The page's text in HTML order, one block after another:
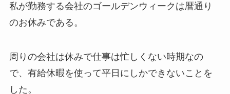
私が勤務する会社のゴールデンウィークは暦通り
のお休みである。
周りの会社は休みで仕事は忙しくない時期なの
で、有給休暇を使って平日にしかできないことを
した。